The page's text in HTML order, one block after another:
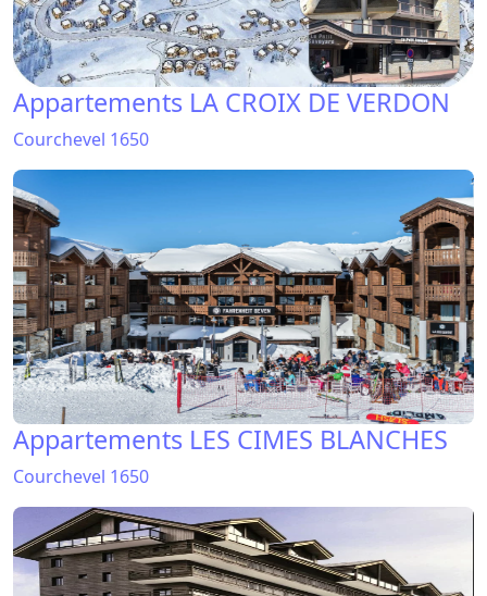
Appartements LA CROIX DE VERDON
Courchevel 1650
Appartements LES CIMES BLANCHES
Courchevel 1650